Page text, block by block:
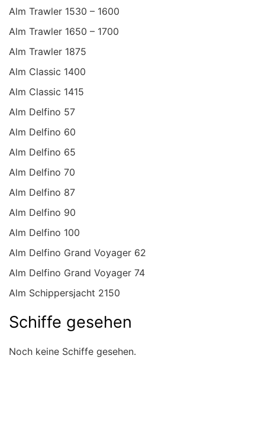
Alm Trawler 1530 – 1600
Alm Trawler 1650 – 1700
Alm Trawler 1875
Alm Classic 1400
Alm Classic 1415
Alm Delfino 57
Alm Delfino 60
Alm Delfino 65
Alm Delfino 70
Alm Delfino 87
Alm Delfino 90
Alm Delfino 100
Alm Delfino Grand Voyager 62
Alm Delfino Grand Voyager 74
Alm Schippersjacht 2150
Schiffe gesehen
Noch keine Schiffe gesehen.